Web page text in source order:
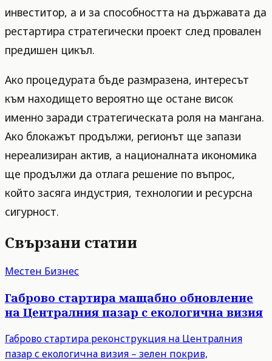
инвеститор, а и за способността на държавата да
рестартира стратегически проект след провален
предишен цикъл.
Ако процедурата бъде размразена, интересът
към находището вероятно ще остане висок
именно заради стратегическата роля на мангана.
Ако блокажът продължи, регионът ще запази
нереализиран актив, а националната икономика
ще продължи да отлага решение по въпрос,
който засяга индустрия, технологии и ресурсна
сигурност.
Свързани статии
Местен Бизнес
Габрово стартира мащабно обновление
на Централния пазар с екологична визия
Габрово стартира реконструкция на Централния
пазар с екологична визия – зелен покрив,